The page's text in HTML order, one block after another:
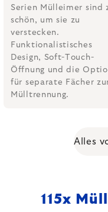
Serien Mülleimer sind
schön, um sie zu
verstecken.
Funktionalistisches
Design, Soft-Touch-
Öffnung und die
für separate Fächer
Mülltrennung.
Alles
115x